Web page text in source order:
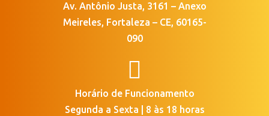
Av. Antônio Justa, 3161 – Anexo
Meireles, Fortaleza – CE, 60165-
090

Horário de Funcionamento
Segunda a Sexta | 8 às 18 horas